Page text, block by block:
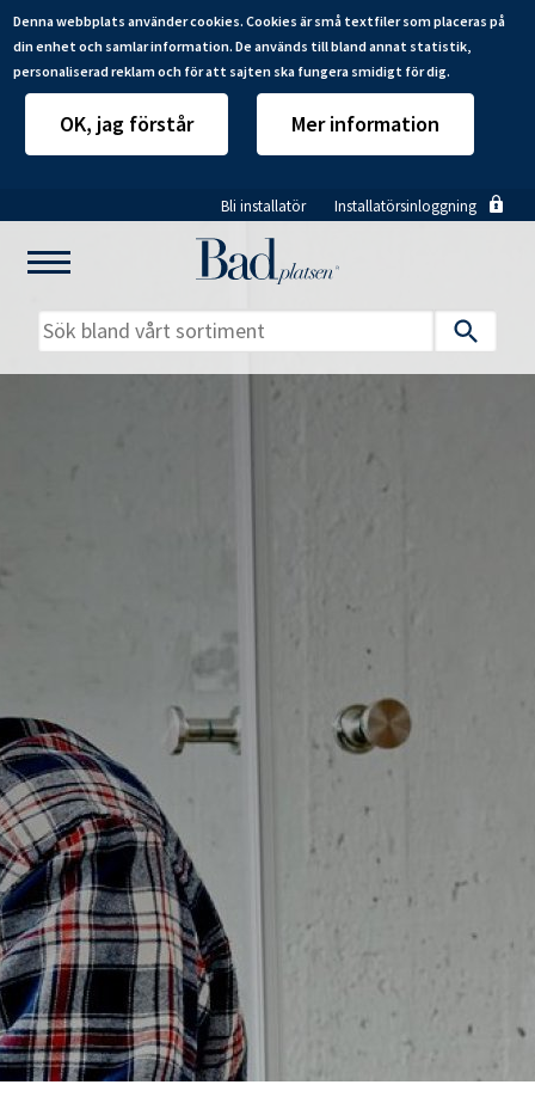
Denna webbplats använder cookies. Cookies är små textfiler som placeras på
din enhet och samlar information. De används till bland annat statistik,
personaliserad reklam och för att sajten ska fungera smidigt för dig.
OK, jag förstår Mer information
till
huvudinnehåll
Bli installatör Installatörsinloggning
Våra varumärken